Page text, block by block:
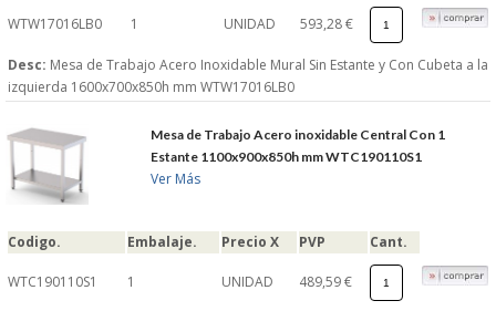
WTW17016LB0 1 UNIDAD 593,28 €
Desc: Mesa de Trabajo Acero Inoxidable Mural Sin Estante y Con Cubeta a la
izquierda 1600x700x850h mm WTW17016LB0
Mesa de Trabajo Acero inoxidable Central Con 1
Estante 1100x900x850h mm WTC190110S1
Ver Más
Codigo. Embalaje. Precio X PVP Cant.
WTC190110S1 1 UNIDAD 489,59 €